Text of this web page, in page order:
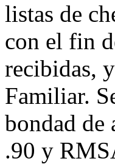
listas de
con el fin
recibidas,
Familiar.
bondad
.90 y